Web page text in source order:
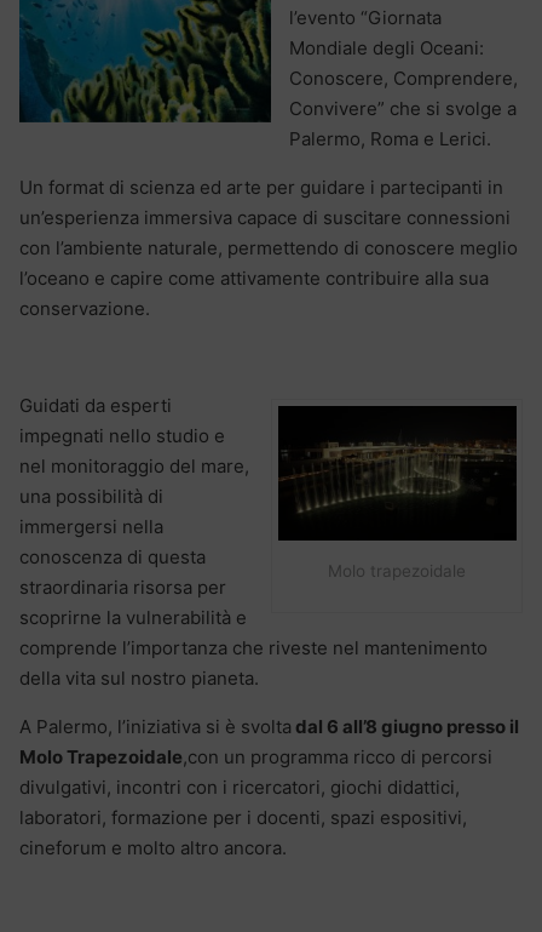
l’evento “Giornata
Mondiale degli Oceani:
Conoscere, Comprendere,
Convivere” che si svolge a
Palermo, Roma e Lerici.
Un format di scienza ed arte per guidare i partecipanti in
un’esperienza immersiva capace di suscitare connessioni
con l’ambiente naturale, permettendo di conoscere meglio
l’oceano e capire come attivamente contribuire alla sua
conservazione.
Molo trapezoidale
Guidati da esperti
impegnati nello studio e
nel monitoraggio del mare,
una possibilità di
immergersi nella
conoscenza di questa
straordinaria risorsa per
scoprirne la vulnerabilità e
comprende l’importanza che riveste nel mantenimento
della vita sul nostro pianeta.
A Palermo, l’iniziativa si è svolta dal 6 all’8 giugno presso il
Molo Trapezoidale,con un programma ricco di percorsi
divulgativi, incontri con i ricercatori, giochi didattici,
laboratori, formazione per i docenti, spazi espositivi,
cineforum e molto altro ancora.